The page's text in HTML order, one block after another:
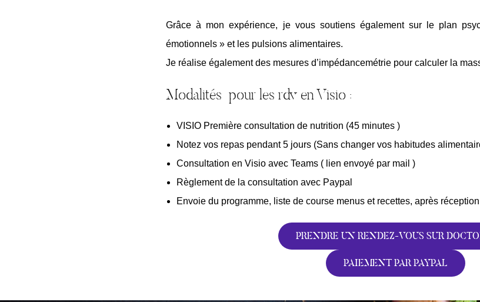
Grâce à mon expérience, je vous soutiens également sur le plan
émotionnels » et les pulsions alimentaires.
Je réalise également des mesures d’impédancemétrie pour calculer la
Modalités pour les rdv en Visio :
VISIO Première consultation de nutrition (45 minutes )
Notez vos repas pendant 5 jours (Sans changer vos habitudes
Consultation en Visio avec Teams ( lien envoyé par mail )
Règlement de la consultation avec Paypal
Envoie du programme, liste de course menus et recettes, après
PRENDRE UN RENDEZ-VOUS SUR
PAIEMENT PAR PAYPAL